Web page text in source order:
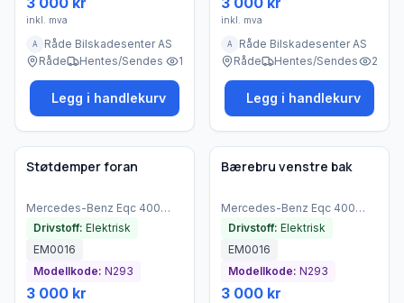
inkl. mva
A
Råde Bilskadesenter AS
Råde
Hentes/Sendes 1
Legg i handlekurv
inkl. mva
A
Råde Bilskadesenter AS
Råde
Hentes/Sendes 2
Legg i handlekurv
Brukt - god tilstand
Bedrift
Støtdemper foran
Mercedes-Benz Eqc 400
4matic(2021)
Drivstoff: Elektrisk
EM0016
Modellkode: N293
3 000 kr
Brukt - god tilstand
Bedrift
Bærebru venstre bak
Mercedes-Benz Eqc 400
4matic(2021)
Drivstoff: Elektrisk
EM0016
Modellkode: N293
3 000 kr